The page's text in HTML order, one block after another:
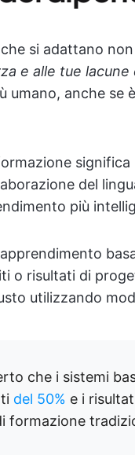
si adattano
e alle tue lacune
umano, anche se
del
più
o risultati di
utilizzando
che i sistemi
del 50% e i
formazione